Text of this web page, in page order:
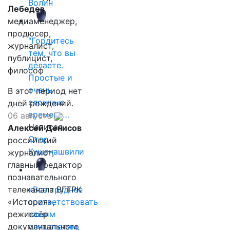
Волин
"Гордитесь
тем, что вы
делаете.
Простые и
очень
сложные
времена…
Написал
Отар
Кушанашвили
«Все труднее
соответствовать
нашим
слушателям,
Лебедев
медиаменеджер,
продюсер,
журналист,
публицист,
философ
В этот период нет
дней рождений.
06 августа
Алексей Денисов
российский
журналист,
главный редактор
познавательного
телеканала ВГТРК
«История»,
режиссёр
документального